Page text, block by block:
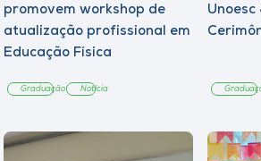
promovem workshop de
atualização profissional em
Educação Física
Graduação Notícia